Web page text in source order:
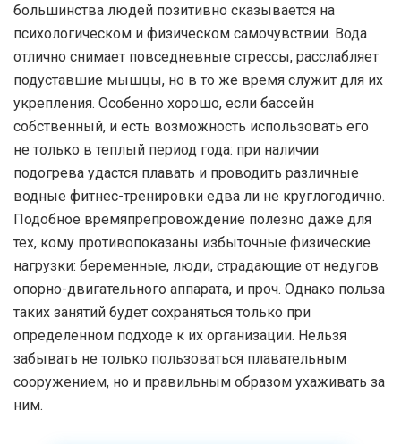
большинства людей позитивно сказывается на
психологическом и физическом самочувствии. Вода
отлично снимает повседневные стрессы, расслабляет
подуставшие мышцы, но в то же время служит для их
укрепления. Особенно хорошо, если бассейн
собственный, и есть возможность использовать его
не только в теплый период года: при наличии
подогрева удастся плавать и проводить различные
водные фитнес-тренировки едва ли не круглогодично.
Подобное времяпрепровождение полезно даже для
тех, кому противопоказаны избыточные физические
нагрузки: беременные, люди, страдающие от недугов
опорно-двигательного аппарата, и проч. Однако польза
таких занятий будет сохраняться только при
определенном подходе к их организации. Нельзя
забывать не только пользоваться плавательным
сооружением, но и правильным образом ухаживать за
ним.